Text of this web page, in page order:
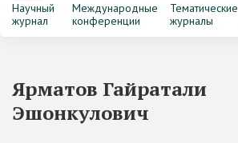
Научный
журнал
Международные
конференции
Тематические
журналы
Ярматов Гайратали
Эшонкулович